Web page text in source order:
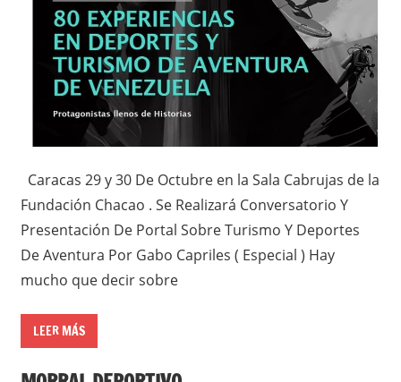
Caracas 29 y 30 De Octubre en la Sala Cabrujas de la
Fundación Chacao . Se Realizará Conversatorio Y
Presentación De Portal Sobre Turismo Y Deportes
De Aventura Por Gabo Capriles ( Especial ) Hay
mucho que decir sobre
LEER MÁS